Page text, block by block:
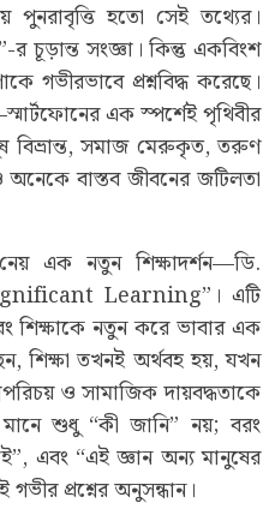
পুনরাবৃত্তি হতো সেই তথ্যের।
র চূড়ান্ত সংজ্ঞা। কিন্তু একবিংশ
গভীরভাবে প্রশ্নবিদ্ধ করেছে।
এক স্পর্শেই পৃথিবীর
বিভ্রান্ত, সমাজ মেরুকৃত, তরুণ
অনেকে বাস্তব জীবনের জটিলতা
এক নতুন শিক্ষাদর্শন—ডি.
Learning”। এটি
শিক্ষাকে নতুন করে ভাবার এক
শিক্ষা তখনই অর্থবহ হয়, যখন
ও সামাজিক দায়বদ্ধতাকে
শুধু “কী জানি” নয়; বরং
এবং “এই জ্ঞান অন্য মানুষের
প্রশ্নের অনুসন্ধান।